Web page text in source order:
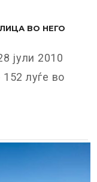
ВО НЕГО
јули 2010
луѓе во